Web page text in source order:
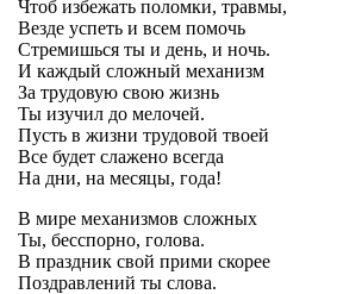
Чтоб избежать поломки, травмы,
Везде успеть и всем помочь
Стремишься ты и день, и ночь.
И каждый сложный механизм
За трудовую свою жизнь
Ты изучил до мелочей.
Пусть в жизни трудовой твоей
Все будет слажено всегда
На дни, на месяцы, года!
В мире механизмов сложных
Ты, бесспорно, голова.
В праздник свой прими скорее
Поздравлений ты слова.